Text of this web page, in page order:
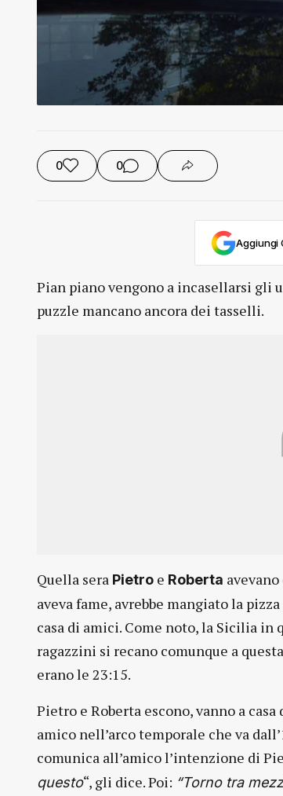
0 0
Aggiungi
Pian piano vengono a incasellarsi gli
puzzle mancano ancora dei tasselli.
Quella sera Pietro e Roberta
aveva fame, avrebbe mangiato la
casa di amici. Come noto, la Sicilia in
ragazzini si recano comunque a
erano le 23:15.
Pietro e Roberta escono, vanno a
amico nell’arco temporale che va
comunica all’amico l’intenzione di
questo“, gli dice. Poi: “Torno tra